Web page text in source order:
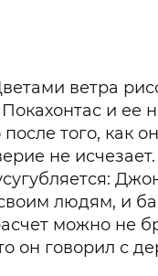
ветра
и ее
того, как
не
людям, и
можно не
он говорил с